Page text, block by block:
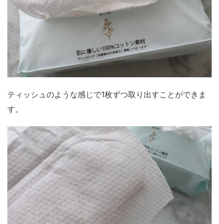
ティッシュのような感じで1枚ずつ取り出すことができま
す。